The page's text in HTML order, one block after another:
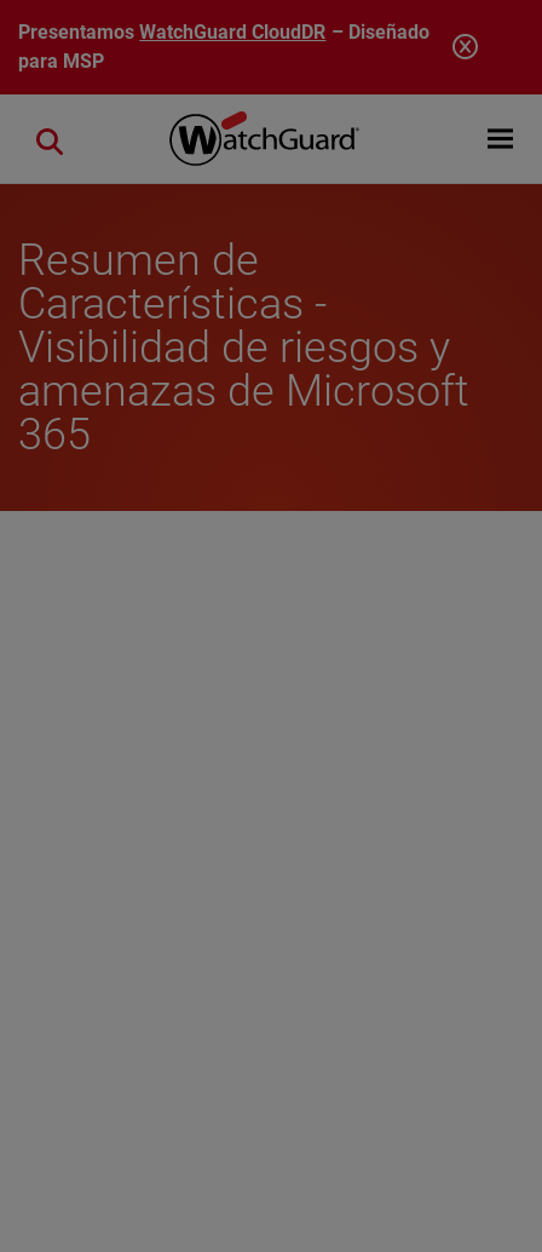
Pasar al contenido principal
PresentamosWatchGuard CloudDR – Diseñado
para MSP
Open
Close search
Resumen de
Características -
Visibilidad de riesgos y
amenazas de Microsoft
365